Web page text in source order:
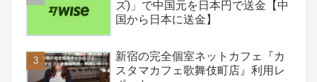
ズ)」で中国元を日本円で送金【中
国から日本に送金】
新宿の完全個室ネットカフェ『カ
スタマカフェ歌舞伎町店』利用レ